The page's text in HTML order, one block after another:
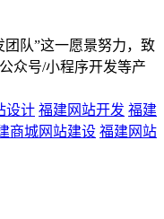
队”这一愿景努力，致
众号/小程序开发等产
设计 福建网站开发 福建
商城网站建设 福建网站